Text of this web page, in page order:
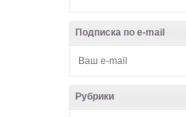
Подписка по e-mail
Рубрики